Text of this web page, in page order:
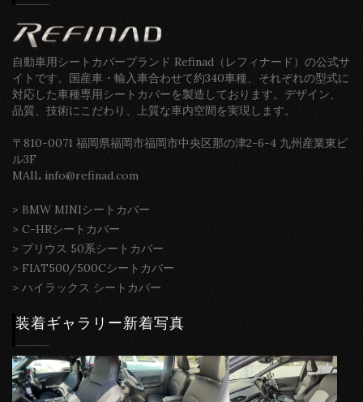
自動車用シートカバーブランド Refinad（レフィナード）の公式サ
イトです。国産車・輸入車合わせて約340車種、それぞれの型式に
対応した車種専用シートカバーを製造しております。デザイン、
品質、技術にこだわり、上質な車内空間を実現します。
〒810-0071 福岡県福岡市福岡市中央区那の津2-6-4 九州産業東ビ
ル3F
MAIL info@refinad.com
> BMW MINIシートカバー
> C-HRシートカバー
> プリウス 50系シートカバー
> FIAT500/500Cシートカバー
> ハイラックス シートカバー
装着ギャラリー新着写真